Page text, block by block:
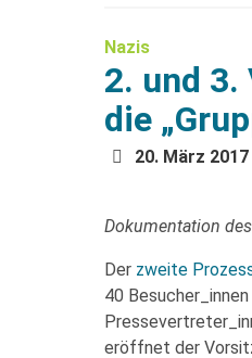
Nazis
2. und 3.
die
20. März 2017
Dokumentation des
Der zweite
40
eröffnet der